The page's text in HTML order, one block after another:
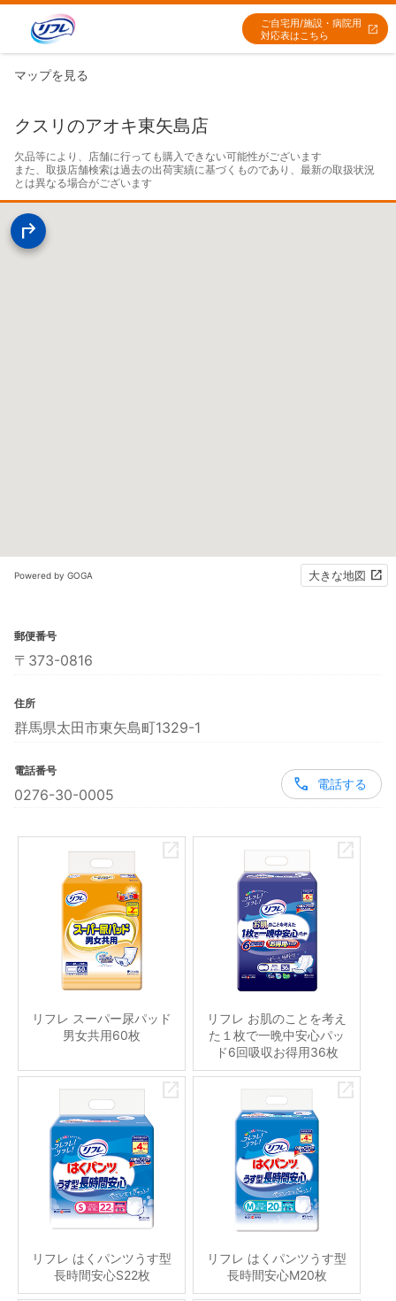
ご自宅用/施設・病院用
対応表はこちら
マップを見る
クスリのアオキ東矢島店
欠品等により、店舗に行っても購入できない可能性がございます
また、取扱店舗検索は過去の出荷実績に基づくものであり、最新の取扱状況
とは異なる場合がございます
Powered by GOGA 大きな地図
郵便番号
〒373-0816
住所
群馬県太田市東矢島町1329-1
電話番号
0276-30-0005
電話する
リフレ スーパー尿パッド
男女共用60枚
リフレ お肌のことを考え
た１枚で一晩中安心パッ
ド6回吸収お得用36枚
リフレ はくパンツうす型
長時間安心S22枚
リフレ はくパンツうす型
長時間安心M20枚